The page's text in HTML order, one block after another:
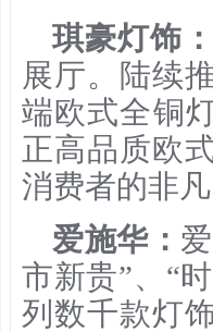
琪豪灯饰
展厅。陆续
端欧式全铜
正高品质欧
消费者的非凡
爱施华：
市新贵”、“
列数千款灯